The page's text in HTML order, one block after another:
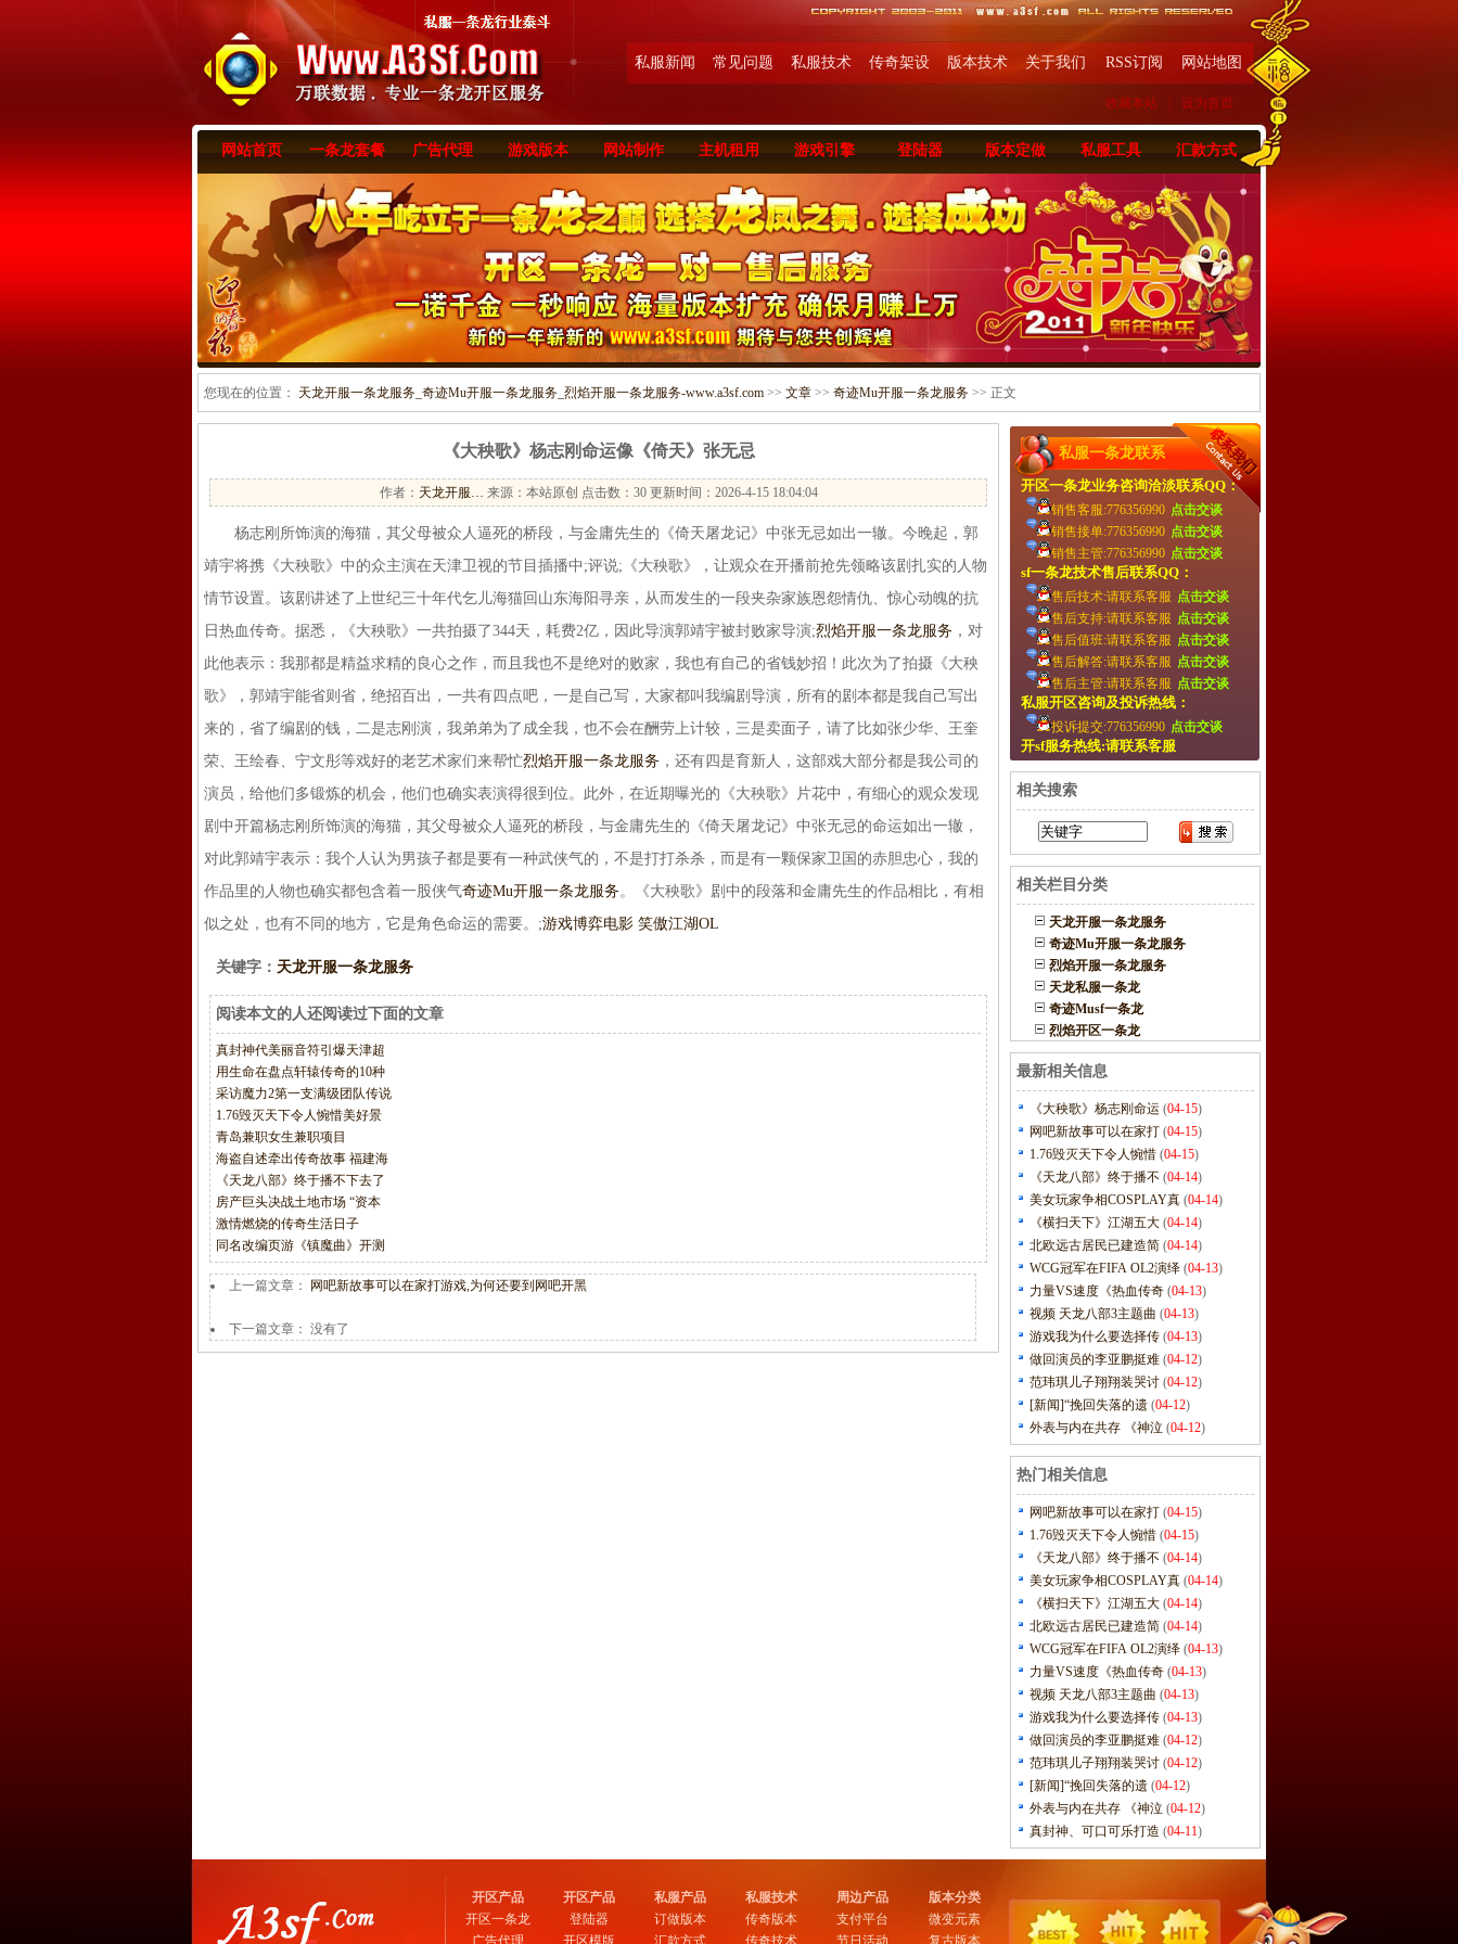
私服新闻 常见问题 私服技术 传奇架设 版本技术 关于我们 RSS订阅 网站地图
收藏本站 设为首页
网站首页 一条龙套餐 广告代理 游戏版本 网站制作 主机租用 游戏引擎 登陆器 版本定做 私服工具 汇款方式
您现在的位置： 天龙开服一条龙服务_奇迹Mu开服一条龙服务_烈焰开服一条龙服务-www.a3sf.com >> 文章 >> 奇迹Mu开服一条龙服务 >> 正文
《大秧歌》杨志刚命运像《倚天》张无忌
作者： 天龙开服… 来源：本站原创 点击数： 30 更新时间：2026-4-15 18:04:04
杨志刚所饰演的海猫，其父母被众人逼死的桥段，与金庸先生的《倚天屠龙记》中张无忌如出一辙。今晚起，郭
靖宇将携《大秧歌》中的众主演在天津卫视的节目插播中;评说;《大秧歌》，让观众在开播前抢先领略该剧扎实的人物
情节设置。该剧讲述了上世纪三十年代乞儿海猫回山东海阳寻亲，从而发生的一段夹杂家族恩怨情仇、惊心动魄的抗
日热血传奇。据悉，《大秧歌》一共拍摄了344天，耗费2亿，因此导演郭靖宇被封败家导演;烈焰开服一条龙服务 ，对
此他表示：我那都是精益求精的良心之作，而且我也不是绝对的败家，我也有自己的省钱妙招！此次为了拍摄《大秧
歌》，郭靖宇能省则省，绝招百出，一共有四点吧，一是自己写，大家都叫我编剧导演，所有的剧本都是我自己写出
来的，省了编剧的钱，二是志刚演，我弟弟为了成全我，也不会在酬劳上计较，三是卖面子，请了比如张少华、王奎
荣、王绘春、宁文彤等戏好的老艺术家们来帮忙烈焰开服一条龙服务 ，还有四是育新人，这部戏大部分都是我公司的
演员，给他们多锻炼的机会，他们也确实表演得很到位。此外，在近期曝光的《大秧歌》片花中，有细心的观众发现
剧中开篇杨志刚所饰演的海猫，其父母被众人逼死的桥段，与金庸先生的《倚天屠龙记》中张无忌的命运如出一辙，
对此郭靖宇表示：我个人认为男孩子都是要有一种武侠气的，不是打打杀杀，而是有一颗保家卫国的赤胆忠心，我的
作品里的人物也确实都包含着一股侠气奇迹Mu开服一条龙服务。《大秧歌》剧中的段落和金庸先生的作品相比，有相
似之处，也有不同的地方，它是角色命运的需要。;游戏博弈电影 笑傲江湖OL
关键字： 天龙开服一条龙服务
阅读本文的人还阅读过下面的文章
真封神代美丽音符引爆天津超
用生命在盘点轩辕传奇的10种
采访魔力2第一支满级团队传说
1.76毁灭天下令人惋惜美好景
青岛兼职女生兼职项目
海盗自述牵出传奇故事 福建海
《天龙八部》终于播不下去了
房产巨头决战土地市场 “资本
激情燃烧的传奇生活日子
同名改编页游《镇魔曲》开测
上一篇文章： 网吧新故事可以在家打游戏,为何还要到网吧开黑
下一篇文章： 没有了
私服一条龙联系
开区一条龙业务咨询洽淡联系QQ：
销售客服:776356990 点击交谈
销售接单:776356990 点击交谈
销售主管:776356990 点击交谈
sf一条龙技术售后联系QQ：
售后技术:请联系客服 点击交谈
售后支持:请联系客服 点击交谈
售后值班:请联系客服 点击交谈
售后解答:请联系客服 点击交谈
售后主管:请联系客服 点击交谈
私服开区咨询及投诉热线：
投诉提交:776356990 点击交谈
开sf服务热线:请联系客服
相关搜索
相关栏目分类
天龙开服一条龙服务
奇迹Mu开服一条龙服务
烈焰开服一条龙服务
天龙私服一条龙
奇迹Musf一条龙
烈焰开区一条龙
最新相关信息
《大秧歌》杨志刚命运 (04-15)
网吧新故事可以在家打 (04-15)
1.76毁灭天下令人惋惜 (04-15)
《天龙八部》终于播不 (04-14)
美女玩家争相COSPLAY真 (04-14)
《横扫天下》江湖五大 (04-14)
北欧远古居民已建造简 (04-14)
WCG冠军在FIFA OL2演绎 (04-13)
力量VS速度《热血传奇 (04-13)
视频 天龙八部3主题曲 (04-13)
游戏我为什么要选择传 (04-13)
做回演员的李亚鹏挺难 (04-12)
范玮琪儿子翔翔装哭讨 (04-12)
[新闻]“挽回失落的遗 (04-12)
外表与内在共存 《神泣 (04-12)
热门相关信息
网吧新故事可以在家打 (04-15)
1.76毁灭天下令人惋惜 (04-15)
《天龙八部》终于播不 (04-14)
美女玩家争相COSPLAY真 (04-14)
《横扫天下》江湖五大 (04-14)
北欧远古居民已建造简 (04-14)
WCG冠军在FIFA OL2演绎 (04-13)
力量VS速度《热血传奇 (04-13)
视频 天龙八部3主题曲 (04-13)
游戏我为什么要选择传 (04-13)
做回演员的李亚鹏挺难 (04-12)
范玮琪儿子翔翔装哭讨 (04-12)
[新闻]“挽回失落的遗 (04-12)
外表与内在共存 《神泣 (04-12)
真封神、可口可乐打造 (04-11)
开区产品
开区一条龙
广告代理
开区产品
登陆器
开区模版
私服产品
订做版本
汇款方式
私服技术
传奇版本
传奇技术
周边产品
支付平台
节日活动
版本分类
微变元素
复古版本